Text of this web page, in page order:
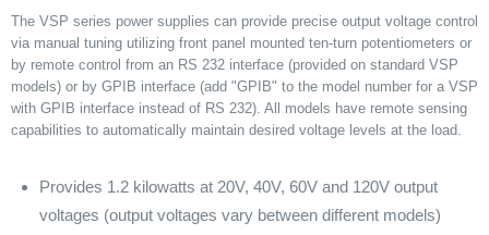
The VSP series power supplies can provide precise output voltage control
via manual tuning utilizing front panel mounted ten-turn potentiometers or
by remote control from an RS 232 interface (provided on standard VSP
models) or by GPIB interface (add "GPIB" to the model number for a VSP
with GPIB interface instead of RS 232). All models have remote sensing
capabilities to automatically maintain desired voltage levels at the load.
Provides 1.2 kilowatts at 20V, 40V, 60V and 120V output
voltages (output voltages vary between different models)